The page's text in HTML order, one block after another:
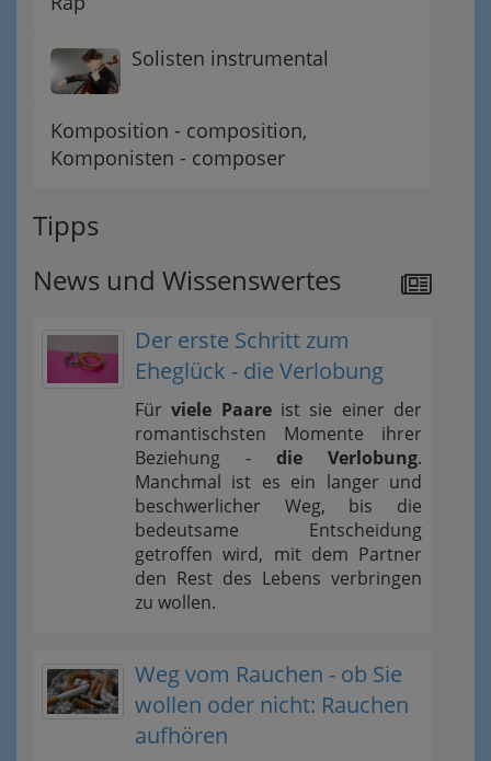
Solisten instrumental
Komposition - composition,
Komponisten - composer
Tipps
News und Wissenswertes
Der erste Schritt zum
Eheglück - die Verlobung
Fürviele Paareist sie einer der
romantischsten Momente ihrer
Beziehung - die Verlobung.
Manchmal ist es ein langer und
beschwerlicher Weg, bis die
bedeutsame Entscheidung
getroffen wird, mit dem Partner
den Rest des Lebens verbringen
zu wollen.
Weg vom Rauchen - ob Sie
wollen oder nicht: Rauchen
aufhören